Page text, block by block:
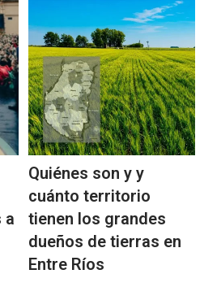
a
Quiénes son y y
cuánto territorio
tienen los grandes
dueños de tierras en
Entre Ríos